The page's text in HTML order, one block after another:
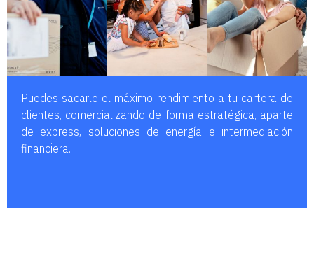
Puedes sacarle el máximo rendimiento a tu cartera de
clientes, comercializando de forma estratégica, aparte
de express, soluciones de energía e intermediación
financiera.